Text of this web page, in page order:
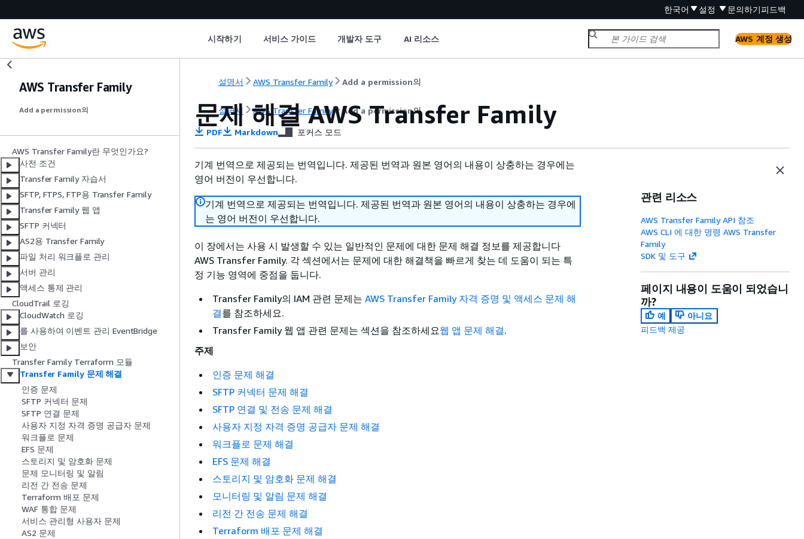
한국어 설정 문의하기피드백
시작하기 서비스 가이드 개발자 도구 AI 리소스 AWS 계정 생성
AWS Transfer Family
Add a permission의
AWS Transfer Family란 무엇인가요?
사전 조건
Transfer Family 자습서
SFTP, FTPS, FTP용 Transfer Family
Transfer Family 웹 앱
SFTP 커넥터
AS2용 Transfer Family
파일 처리 워크플로 관리
서버 관리
액세스 통제 관리
CloudTrail 로깅
CloudWatch 로깅
를 사용하여 이벤트 관리 EventBridge
보안
Transfer Family Terraform 모듈
Transfer Family 문제 해결
인증 문제
SFTP 커넥터 문제
SFTP 연결 문제
사용자 지정 자격 증명 공급자 문제
워크플로 문제
EFS 문제
스토리지 및 암호화 문제
문제 모니터링 및 알림
리전 간 전송 문제
Terraform 배포 문제
WAF 통합 문제
서비스 관리형 사용자 문제
AS2 문제
설명서 AWS Transfer Family Add a permission의
설명서 AWS Transfer Family Add a permission의
문제 해결 AWS Transfer Family
PDF Markdown 포커스 모드
기계 번역으로 제공되는 번역입니다. 제공된 번역과 원본 영어의 내용이 상충하는 경우에는
영어 버전이 우선합니다.
기계 번역으로 제공되는 번역입니다. 제공된 번역과 원본 영어의 내용이 상충하는 경우에
는 영어 버전이 우선합니다.
이 장에서는 사용 시 발생할 수 있는 일반적인 문제에 대한 문제 해결 정보를 제공합니다
AWS Transfer Family. 각 섹션에서는 문제에 대한 해결책을 빠르게 찾는 데 도움이 되는 특
정 기능 영역에 중점을 둡니다.
Transfer Family의 IAM 관련 문제는 AWS Transfer Family 자격 증명 및 액세스 문제 해
결를 참조하세요.
Transfer Family 웹 앱 관련 문제는 섹션을 참조하세요웹 앱 문제 해결.
주제
인증 문제 해결
SFTP 커넥터 문제 해결
SFTP 연결 및 전송 문제 해결
사용자 지정 자격 증명 공급자 문제 해결
워크플로 문제 해결
EFS 문제 해결
스토리지 및 암호화 문제 해결
모니터링 및 알림 문제 해결
리전 간 전송 문제 해결
Terraform 배포 문제 해결
관련 리소스
AWS Transfer Family API 참조
AWS CLI 에 대한 명령 AWS Transfer
Family
SDK 및 도구
페이지 내용이 도움이 되었습니
까?
예
아니요
피드백 제공